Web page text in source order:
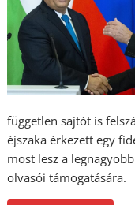
független sajtót is
éjszaka érkezett egy
most lesz a
olvasói támogatására.